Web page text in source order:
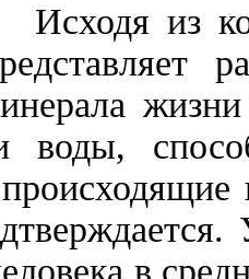
Исходя из
воды,
в